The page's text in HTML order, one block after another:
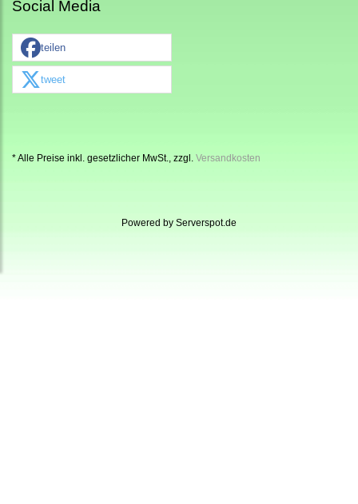
Social Media
teilen
tweet
* Alle Preise inkl. gesetzlicher MwSt., zzgl. Versandkosten
Powered by Serverspot.de